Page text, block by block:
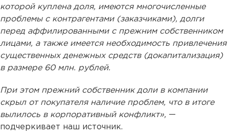
которой куплена доля, имеются многочисленные
проблемы с контрагентами (заказчиками), долги
перед аффилированными с прежним собственником
лицами, а также имеется необходимость привлечения
существенных денежных средств (докапитализация)
в размере 60 млн. рублей.
При этом прежний собственник доли в компании
скрыл от покупателя наличие проблем, что в итоге
вылилось в корпоративный конфликт», —
подчеркивает наш источник.